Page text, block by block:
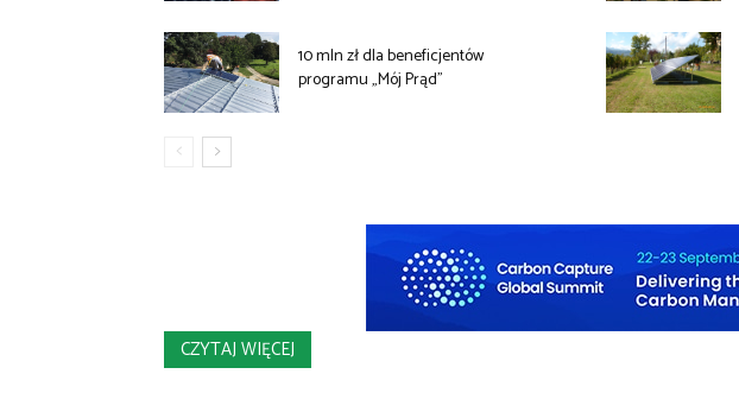
10 mln zł dla beneficjentów
programu „Mój Prąd”
CZYTAJ WIĘCEJ